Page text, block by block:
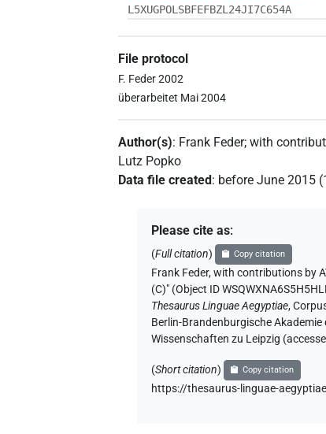
L5XUGPOLSBFEFBZL24JI7C654A
File protocol
F. Feder 2002
überarbeitet Mai 2004
Author(s): Frank Feder;with
Lutz Popko
Data file created : before June 2015
Please cite as:
(Full citation) Copy citation
Frank Feder,with contributions by
(C)" (Object ID
Thesaurus Linguae Aegyptiae,
Berlin-Brandenburgische
Wissenschaften zu Leipzig
(Short citation) Copy citation
https://thesaurus-linguae-